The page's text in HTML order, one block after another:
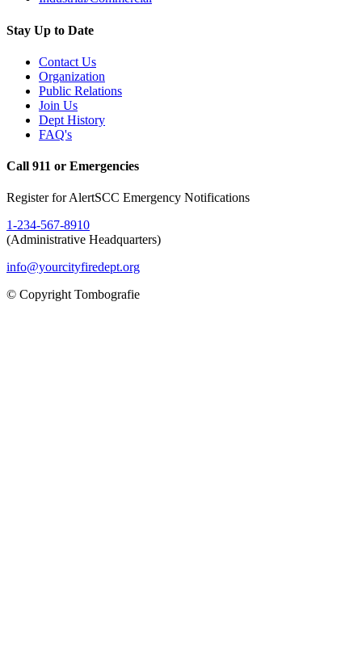
Stay Up to Date
Contact Us
Organization
Public Relations
Join Us
Dept History
FAQ's
Call 911 or Emergencies
Register for AlertSCC Emergency Notifications
1-234-567-8910
(Administrative Headquarters)
info@yourcityfiredept.org
© Copyright Tombografie